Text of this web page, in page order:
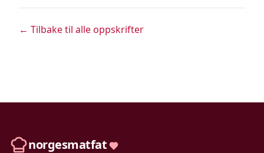
← Tilbake til alle oppskrifter
norgesmatfat